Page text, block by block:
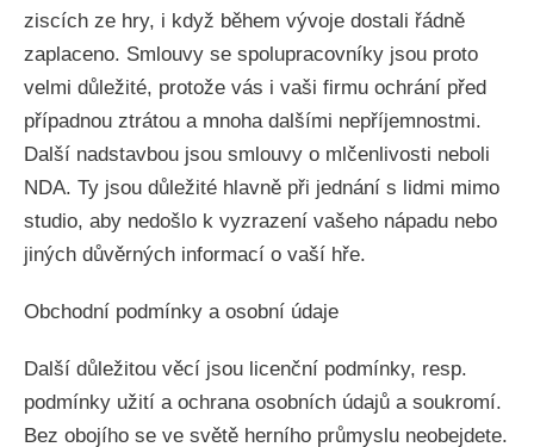
ziscích ze hry, i když během vývoje dostali řádně
zaplaceno. Smlouvy se spolupracovníky jsou proto
velmi důležité, protože vás i vaši firmu ochrání před
případnou ztrátou a mnoha dalšími nepříjemnostmi.
Další nadstavbou jsou smlouvy o mlčenlivosti neboli
NDA. Ty jsou důležité hlavně při jednání s lidmi mimo
studio, aby nedošlo k vyzrazení vašeho nápadu nebo
jiných důvěrných informací o vaší hře.
Obchodní podmínky a osobní údaje
Další důležitou věcí jsou licenční podmínky, resp.
podmínky užití a ochrana osobních údajů a soukromí.
Bez obojího se ve světě herního průmyslu neobejdete.